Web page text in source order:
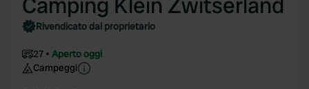
Rivendicato dal proprietario
27
Aperto oggi
Campeggi